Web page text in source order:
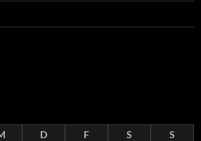
D F S
S